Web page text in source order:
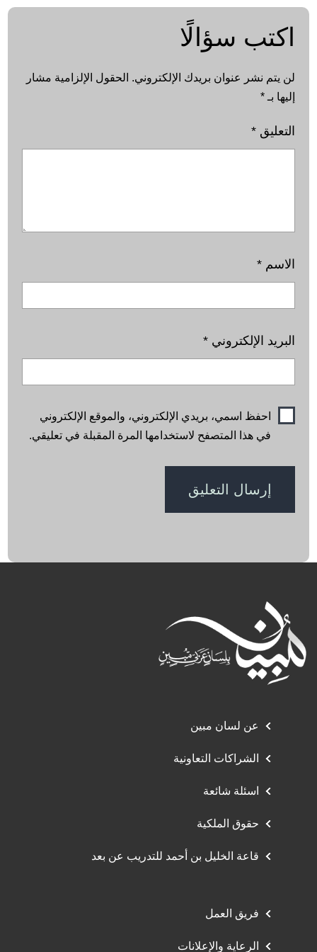
اكتب سؤالًا
لن يتم نشر عنوان بريدك الإلكتروني. الحقول الإلزامية مشار
إليها بـ*
التعليق*
الاسم*
البريد الإلكتروني*
احفظ اسمي، بريدي الإلكتروني، والموقع الإلكتروني
في هذا المتصفح لاستخدامها المرة المقبلة في تعليقي.
عن لسان مبين
الشراكات التعاونية
اسئلة شائعة
حقوق الملكية
قاعة الخليل بن أحمد للتدريب عن بعد
فريق العمل
الرعاية والإعلانات